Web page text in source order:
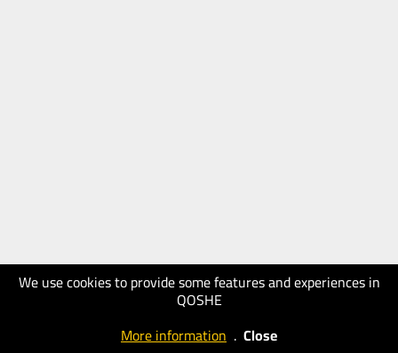
We use cookies to provide some features and experiences in
QOSHE
More information . Close